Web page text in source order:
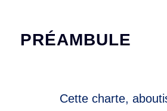
PRÉAMBULE
Cette charte,